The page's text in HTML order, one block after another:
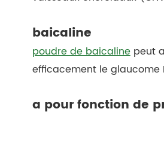
baicaline
poudre de baicalinepeut
efficacement le glaucome
a pour fonction de